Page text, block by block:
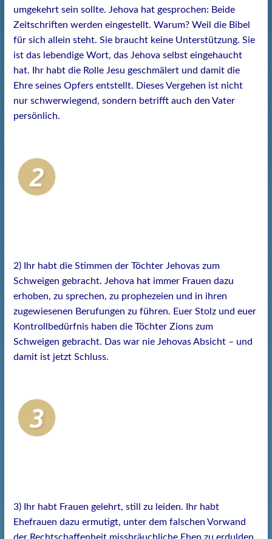
umgekehrt sein sollte. Jehova hat gesprochen: Beide
Zeitschriften werden eingestellt. Warum? Weil die Bibel
für sich allein steht. Sie braucht keine Unterstützung. Sie
ist das lebendige Wort, das Jehova selbst eingehaucht
hat. Ihr habt die Rolle Jesu geschmälert und damit die
Ehre seines Opfers entstellt. Dieses Vergehen ist nicht
nur schwerwiegend, sondern betrifft auch den Vater
persönlich.
2) Ihr habt die Stimmen der Töchter Jehovas zum
Schweigen gebracht. Jehova hat immer Frauen dazu
erhoben, zu sprechen, zu prophezeien und in ihren
zugewiesenen Berufungen zu führen. Euer Stolz und euer
Kontrollbedürfnis haben die Töchter Zions zum
Schweigen gebracht. Das war nie Jehovas Absicht – und
damit ist jetzt Schluss.
3) Ihr habt Frauen gelehrt, still zu leiden. Ihr habt
Ehefrauen dazu ermutigt, unter dem falschen Vorwand
der Rechtschaffenheit missbräuchliche Ehen zu erdulden.